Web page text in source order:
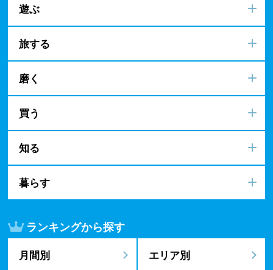
遊ぶ
旅する
磨く
買う
知る
暮らす
ランキングから探す
月間別 エリア別